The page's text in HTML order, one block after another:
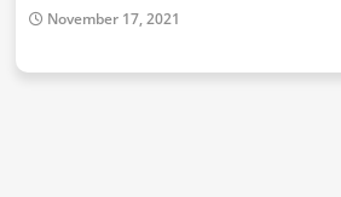
November 17, 2021